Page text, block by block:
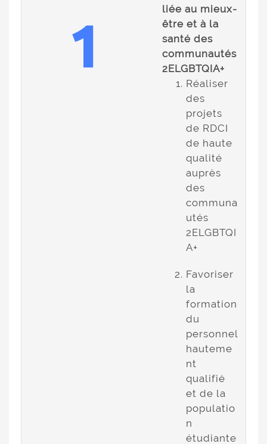
liée au mieux-
être et à la
santé des
communautés
2ELGBTQIA+
Réaliser
des
projets
de RDCI
de haute
qualité
auprès
des
communa
utés
2ELGBTQI
A+
Favoriser
la
formation
du
personnel
hauteme
nt
qualifié
et de la
populatio
n
étudiante